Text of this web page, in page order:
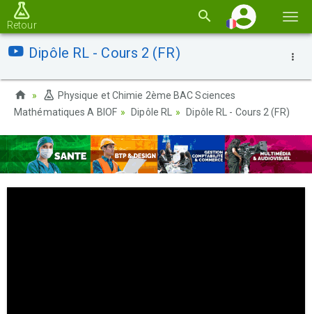
la
Retour
Dipôle RL - Cours 2 (FR)
Physique et Chimie 2ème BAC Sciences
Mathématiques A BIOF
Dipôle RL Dipôle RL - Cours 2 (FR)